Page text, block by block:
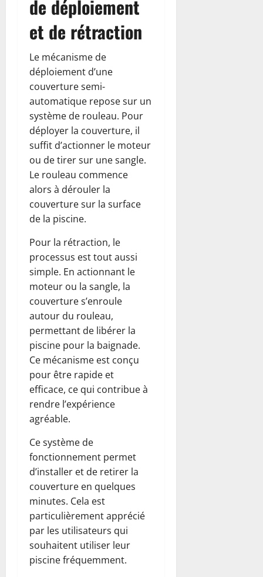
de déploiement
et de rétraction
Le mécanisme de
déploiement d’une
couverture semi-
automatique repose sur un
système de rouleau. Pour
déployer la couverture, il
suffit d’actionner le moteur
ou de tirer sur une sangle.
Le rouleau commence
alors à dérouler la
couverture sur la surface
de la piscine.
Pour la rétraction, le
processus est tout aussi
simple. En actionnant le
moteur ou la sangle, la
couverture s’enroule
autour du rouleau,
permettant de libérer la
piscine pour la baignade.
Ce mécanisme est conçu
pour être rapide et
efficace, ce qui contribue à
rendre l’expérience
agréable.
Ce système de
fonctionnement permet
d’installer et de retirer la
couverture en quelques
minutes. Cela est
particulièrement apprécié
par les utilisateurs qui
souhaitent utiliser leur
piscine fréquemment.